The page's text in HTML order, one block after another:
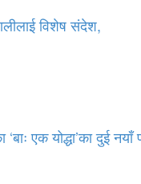
विशेष संदेश,
एक योद्धा’का दुई नयाँ